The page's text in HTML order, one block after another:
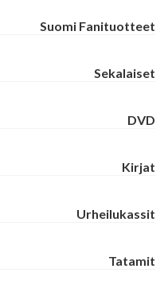
Suomi Fanituotteet
Sekalaiset
DVD
Kirjat
Urheilukassit
Tatamit